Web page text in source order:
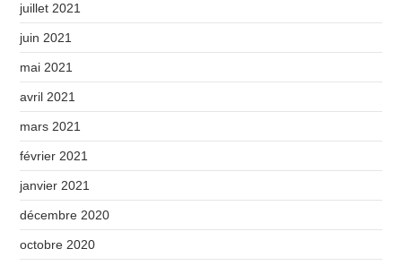
juillet 2021
juin 2021
mai 2021
avril 2021
mars 2021
février 2021
janvier 2021
décembre 2020
octobre 2020